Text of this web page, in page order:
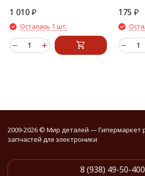
1 010₽
Осталась 1 шт.
175 ₽
2009-2026 © Мир деталей — Гипермаркет
запчастей для электроники
8 (938) 49-50-400